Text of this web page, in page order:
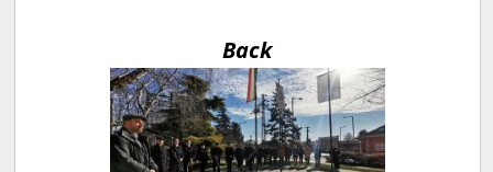
Back